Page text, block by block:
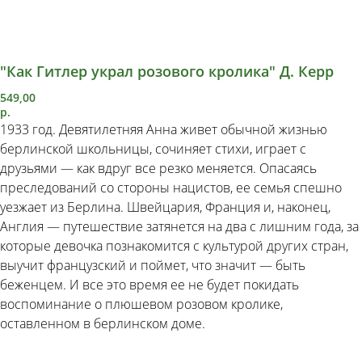
"Как Гитлер украл розового кролика" Д. Керр
549,00
р.
1933 год. Девятилетняя Анна живет обычной жизнью
берлинской школьницы, сочиняет стихи, играет с
друзьями — как вдруг все резко меняется. Опасаясь
преследований со стороны нацистов, ее семья спешно
уезжает из Берлина. Швейцария, Франция и, наконец,
Англия — путешествие затянется на два с лишним года, за
которые девочка познакомится с культурой других стран,
выучит французский и поймет, что значит — быть
беженцем. И все это время ее не будет покидать
воспоминание о плюшевом розовом кролике,
оставленном в берлинском доме.